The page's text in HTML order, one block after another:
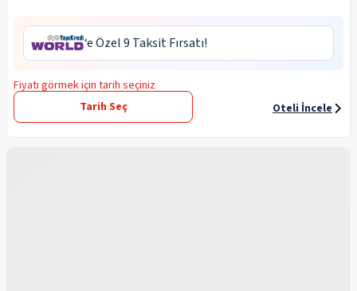
‘e Özel 9 Taksit Fırsatı!
Fiyatı görmek için tarih seçiniz
Tarih Seç
Oteli İncele